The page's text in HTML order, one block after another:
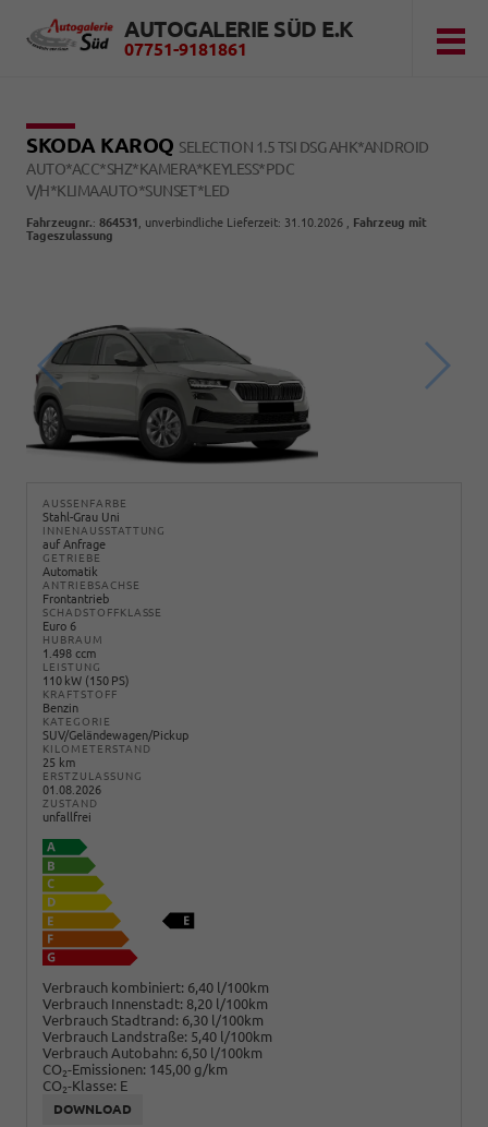
AUTOGALERIE SÜD E.K
07751-9181861
SKODA KAROQ SELECTION 1.5 TSI DSG AHK*ANDROID
AUTO*ACC*SHZ*KAMERA*KEYLESS*PDC
V/H*KLIMAAUTO*SUNSET*LED
Fahrzeugnr.: 864531 , unverbindliche Lieferzeit: 31.10.2026
Fahrzeug mit
Tageszulassung
AUSSENFARBE
Stahl-Grau Uni
INNENAUSSTATTUNG
auf Anfrage
GETRIEBE
Automatik
ANTRIEBSACHSE
Frontantrieb
SCHADSTOFFKLASSE
Euro 6
HUBRAUM
1.498 ccm
LEISTUNG
110 kW (150 PS)
KRAFTSTOFF
Benzin
KATEGORIE
SUV/Geländewagen/Pickup
KILOMETERSTAND
25 km
ERSTZULASSUNG
01.08.2026
ZUSTAND
unfallfrei
Verbrauch kombiniert: 6,40 l/100km
Verbrauch Innenstadt: 8,20 l/100km
Verbrauch Stadtrand: 6,30 l/100km
Verbrauch Landstraße: 5,40 l/100km
Verbrauch Autobahn: 6,50 l/100km
CO2-Emissionen: 145,00 g/km
CO2-Klasse: E
DOWNLOAD